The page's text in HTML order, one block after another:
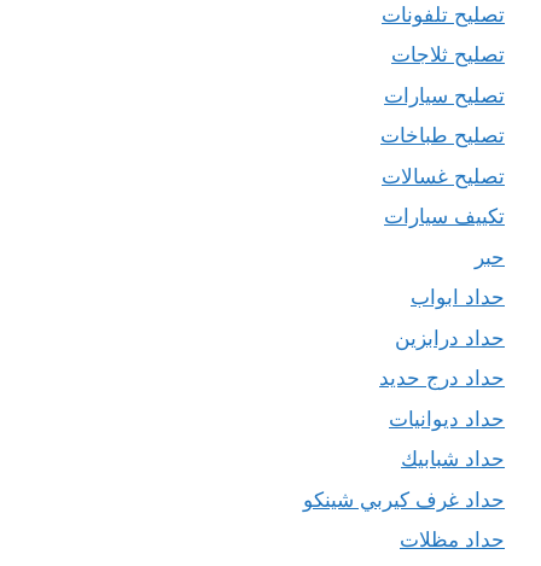
تصليح تلفونات
تصليح ثلاجات
تصليح سيارات
تصليح طباخات
تصليح غسالات
تكييف سيارات
حبر
حداد ابواب
حداد درابزين
حداد درج حديد
حداد ديوانيات
حداد شبابيك
حداد غرف كيربي شينكو
حداد مظلات